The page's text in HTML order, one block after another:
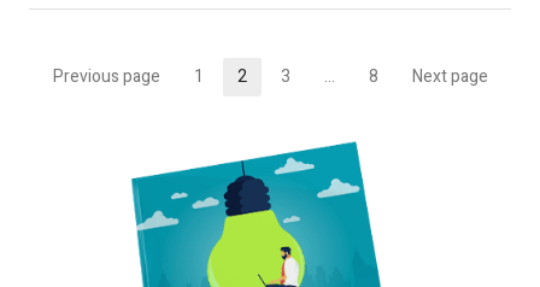
Pagination
publications
Previous page Page
1 Page
2 Page
3 … Page
8 Next page